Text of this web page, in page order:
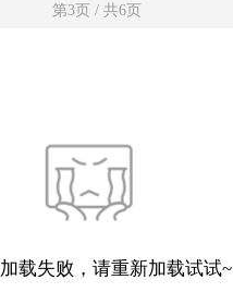
第3页 / 共6页
载失败，请重新加载试试~